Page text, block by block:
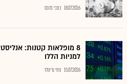
18.07.2026 כתבי גלובס
8 מופלאות קטנות:
למניות הללו
15.07.2026 צחי גרינולד